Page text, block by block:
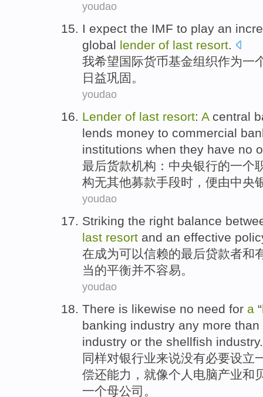
youdao
I expect the IMF to play an
global lender of last resort.
我希望 国际货币基金组织作为一
日益巩固。
youdao
Lender of last resort: A central
lends money to commercial
institutions when they have no
最后货款机构 ： 中央银行的一个
构无其他募款手段时，便由中央
youdao
Striking the right balance
last resort and an effective
在成为可以信赖的最后贷款者和
当的平衡并不容易。
youdao
There is likewise no need for a “
banking industry any more
industry or the shellfish industry.
同样对银行业来说没有必要设立
偿还能力，就像个人 电脑产业和
一个母公司。